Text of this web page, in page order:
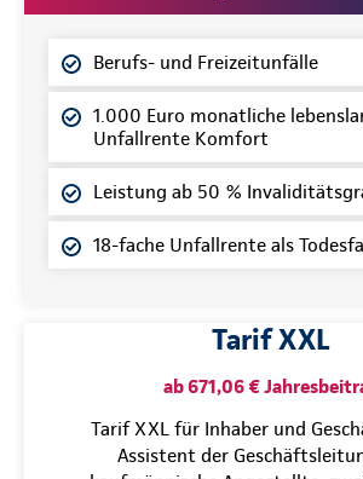
Berufs- und Freizeitunfälle
1.000 Euro monatliche
Unfallrente Komfort
Leistung ab 50 %
18-fache Unfallrente als
Tarif XXL
ab 671,06 €
Tarif XXL für Inhaber und
Assistent der